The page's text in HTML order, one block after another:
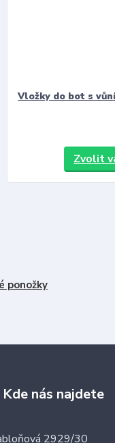
Vložky do bot s
Zvolit
ponožky
Kde nás najdete
2929/30